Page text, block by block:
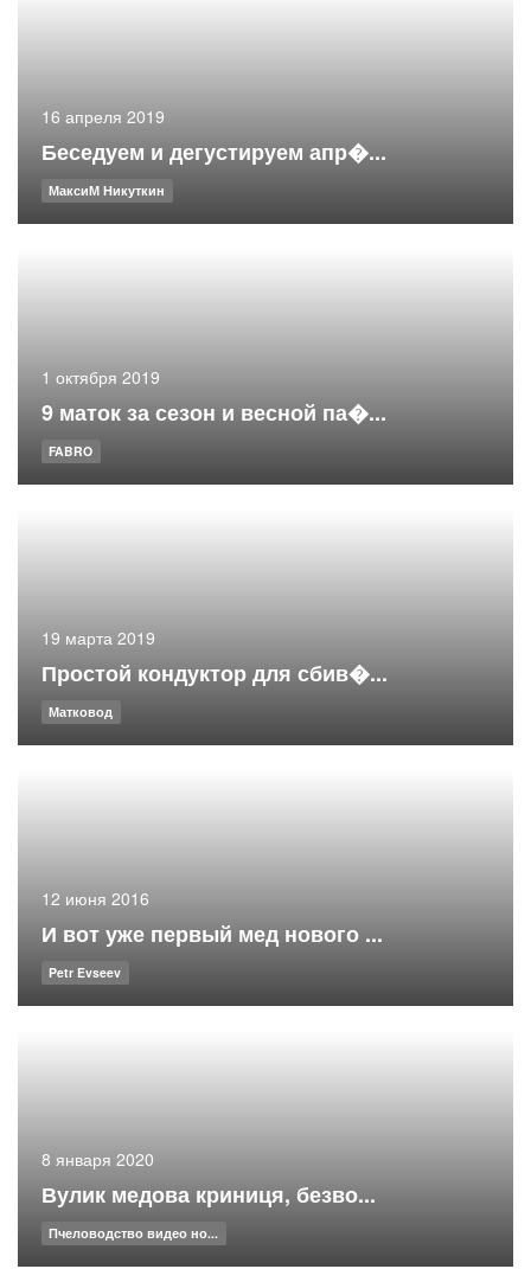
16 апреля 2019
Беседуем и дегустируем апр�...
МаксиМ Никуткин
1 октября 2019
9 маток за сезон и весной па�...
FABRO
19 марта 2019
Простой кондуктор для сбив�...
Матковод
12 июня 2016
И вот уже первый мед нового ...
Petr Evseev
8 января 2020
Вулик медова криниця, безво...
Пчеловодство видео но...